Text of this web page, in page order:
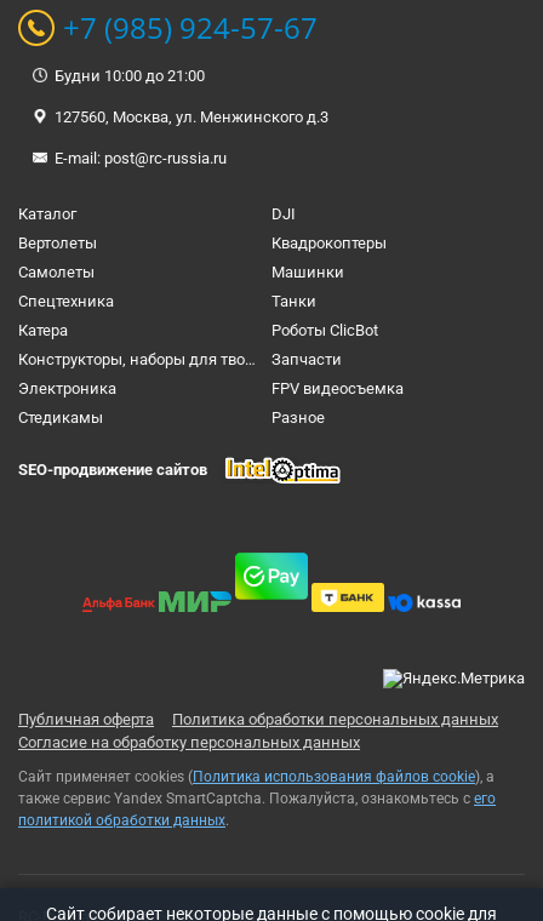
+7 (985) 924-57-67
Будни 10:00 до 21:00
127560, Москва, ул. Менжинского д.3
E-mail: post@rc-russia.ru
Каталог
DJI
Вертолеты
Квадрокоптеры
Самолеты
Машинки
Спецтехника
Танки
Катера
Роботы ClicBot
Конструкторы, наборы для творчества и настольные игры
Запчасти
Электроника
FPV видеосъемка
Cтедикамы
Разное
SEO-продвижение сайтов
Публичная оферта
Политика обработки персональных данных
Согласие на обработку персональных данных
Сайт применяет cookies (Политика использования файлов cookie), а
также сервис Yandex SmartCaptcha. Пожалуйста, ознакомьтесь с его
политикой обработки данных.
RC-Russia 2013-2026© Все права защищены. Использование
Cайт собирает некоторые данные с помощью cookie для